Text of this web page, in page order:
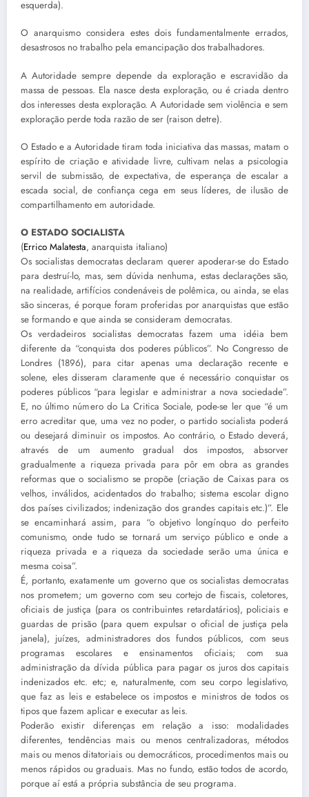
esquerda).
O anarquismo considera estes dois fundamentalmente errados,
desastrosos no trabalho pela emancipação dos trabalhadores.
A Autoridade sempre depende da exploração e escravidão da
massa de pessoas. Ela nasce desta exploração, ou é criada dentro
dos interesses desta exploração. A Autoridade sem violência e sem
exploração perde toda razão de ser (raison detre).
O Estado e a Autoridade tiram toda iniciativa das massas, matam o
espírito de criação e atividade livre, cultivam nelas a psicologia
servil de submissão, de expectativa, de esperança de escalar a
escada social, de confiança cega em seus líderes, de ilusão de
compartilhamento em autoridade.
O ESTADO SOCIALISTA
(Errico Malatesta, anarquista italiano)
Os socialistas democratas declaram querer apoderar-se do Estado
para destruí-lo, mas, sem dúvida nenhuma, estas declarações são,
na realidade, artifícios condenáveis de polêmica, ou ainda, se elas
são sinceras, é porque foram proferidas por anarquistas que estão
se formando e que ainda se consideram democratas.
Os verdadeiros socialistas democratas fazem uma idéia bem
diferente da “conquista dos poderes públicos”. No Congresso de
Londres (1896), para citar apenas uma declaração recente e
solene, eles disseram claramente que é necessário conquistar os
poderes públicos “para legislar e administrar a nova sociedade”.
E, no último número do La Critica Sociale, pode-se ler que “é um
erro acreditar que, uma vez no poder, o partido socialista poderá
ou desejará diminuir os impostos. Ao contrário, o Estado deverá,
através de um aumento gradual dos impostos, absorver
gradualmente a riqueza privada para pôr em obra as grandes
reformas que o socialismo se propõe (criação de Caixas para os
velhos, inválidos, acidentados do trabalho; sistema escolar digno
dos países civilizados; indenização dos grandes capitais etc.)”. Ele
se encaminhará assim, para “o objetivo longínquo do perfeito
comunismo, onde tudo se tornará um serviço público e onde a
riqueza privada e a riqueza da sociedade serão uma única e
mesma coisa”.
É, portanto, exatamente um governo que os socialistas democratas
nos prometem; um governo com seu cortejo de fiscais, coletores,
oficiais de justiça (para os contribuintes retardatários), policiais e
guardas de prisão (para quem expulsar o oficial de justiça pela
janela), juízes, administradores dos fundos públicos, com seus
programas escolares e ensinamentos oficiais; com sua
administração da dívida pública para pagar os juros dos capitais
indenizados etc. etc; e, naturalmente, com seu corpo legislativo,
que faz as leis e estabelece os impostos e ministros de todos os
tipos que fazem aplicar e executar as leis.
Poderão existir diferenças em relação a isso: modalidades
diferentes, tendências mais ou menos centralizadoras, métodos
mais ou menos ditatoriais ou democráticos, procedimentos mais ou
menos rápidos ou graduais. Mas no fundo, estão todos de acordo,
porque aí está a própria substância de seu programa.